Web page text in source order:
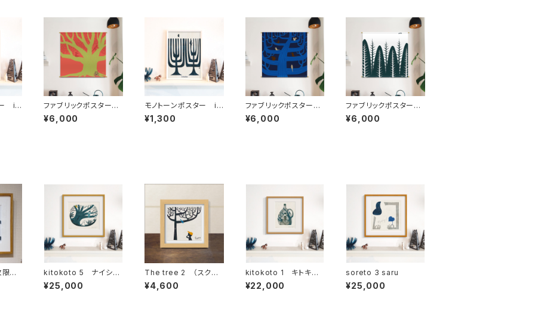
ー im
ファブリックポスター
Rサイズ ”クスノキ”
（730×730mm）
¥6,000
モノトーンポスター im
anova Tree 3
¥1,300
ファブリックポスター
Rサイズ ”夜の樹”
（730×730mm）
¥6,000
ファブリックポスター
Rサイズ ”冬の林”
（730×730mm）
¥6,000
限定
kitokoto 5 ナイショ
話
¥25,000
The tree 2 （スクエ
アフレーム付・サイン入
り）
¥4,600
kitokoto 1 キトキト、
コトコト、きこえてる
¥22,000
soreto 3 saru
¥25,000